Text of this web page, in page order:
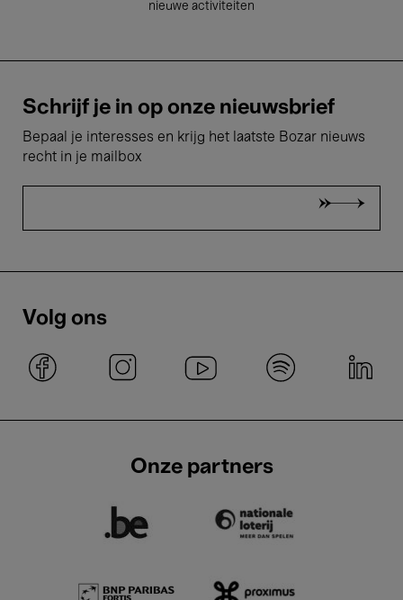
nieuwe activiteiten
Schrijf je in op onze nieuwsbrief
Bepaal je interesses en krijg het laatste Bozar nieuws
recht in je mailbox
Volg ons
Onze partners